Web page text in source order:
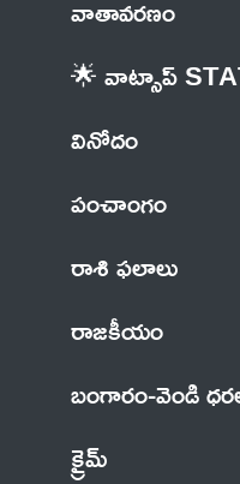
వాతావరణం
🌟 వాట్సాప్
వినోదం
పంచాంగం
రాశి ఫలాలు
రాజకీయం
బంగారం-వెండి
క్రైమ్